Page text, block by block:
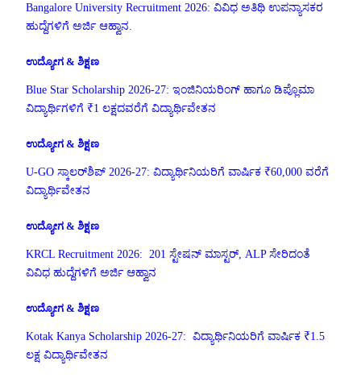
Bangalore University Recruitment 2026: ವಿವಿಧ ಅತಿಥಿ ಉಪನ್ಯಾಸಕರ
ಹುದ್ದೆಗಳಿಗೆ ಅರ್ಜಿ ಆಹ್ವಾನ.
ಉದ್ಯೋಗ & ಶಿಕ್ಷಣ
Blue Star Scholarship 2026-27: ಇಂಜಿನಿಯರಿಂಗ್ ಹಾಗೂ ಡಿಪ್ಲೊಮಾ
ವಿದ್ಯಾರ್ಥಿಗಳಿಗೆ ₹1 ಲಕ್ಷದವರೆಗೆ ವಿದ್ಯಾರ್ಥಿವೇತನ
ಉದ್ಯೋಗ & ಶಿಕ್ಷಣ
U-GO ಸ್ಕಾಲರ್‌ಶಿಪ್ 2026-27: ವಿದ್ಯಾರ್ಥಿನಿಯರಿಗೆ ವಾರ್ಷಿಕ ₹60,000 ವರೆಗೆ
ವಿದ್ಯಾರ್ಥಿವೇತನ
ಉದ್ಯೋಗ & ಶಿಕ್ಷಣ
KRCL Recruitment 2026: 201 ಸ್ಟೇಷನ್ ಮಾಸ್ಟರ್, ALP ಸೇರಿದಂತೆ
ವಿವಿಧ ಹುದ್ದೆಗಳಿಗೆ ಅರ್ಜಿ ಆಹ್ವಾನ
ಉದ್ಯೋಗ & ಶಿಕ್ಷಣ
Kotak Kanya Scholarship 2026-27: ವಿದ್ಯಾರ್ಥಿನಿಯರಿಗೆ ವಾರ್ಷಿಕ ₹1.5
ಲಕ್ಷ ವಿದ್ಯಾರ್ಥಿವೇತನ